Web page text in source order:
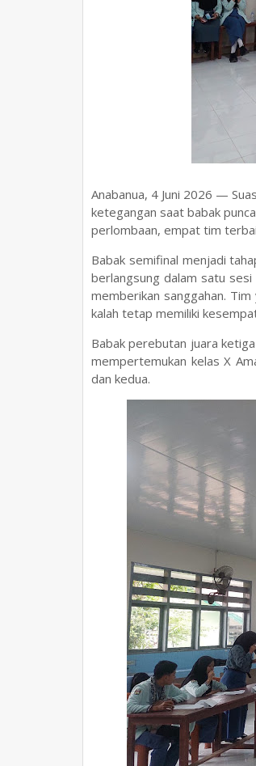
Anabanua, 4 Juni 2026 —
ketegangan saat babak
perlombaan, empat tim
Babak semifinal menjadi
berlangsung dalam satu
memberikan sanggahan.
kalah tetap memiliki
Babak perebutan juara
mempertemukan kelas X
dan kedua.